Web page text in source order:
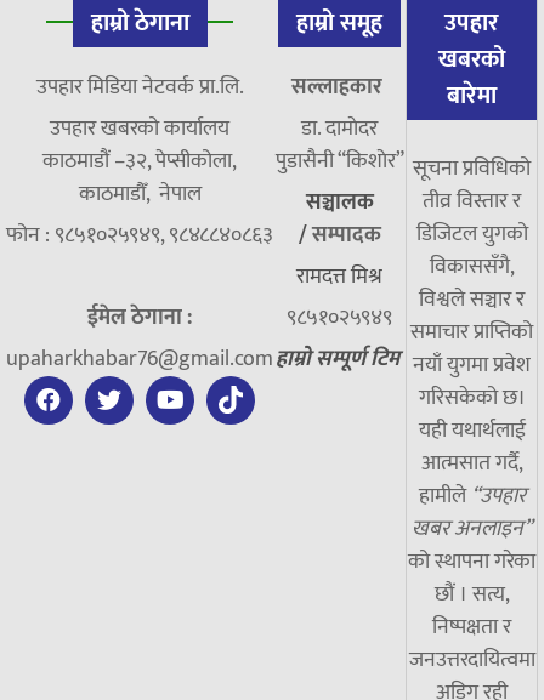
हाम्रो ठेगाना
उपहार मिडिया नेटवर्क प्रा.लि.
उपहार खबरको कार्यालय
काठमाडौं –३२, पेप्सीकोला,
काठमाडौँ, नेपाल
फोन : ९८५१०२५९४९, ९८४८८४०८६३
ईमेल ठेगाना :
upaharkhabar76@gmail.com
हाम्रो समूह
सल्लाहकार
डा. दामाेदर
पुडासैनी “किशाेर”
सञ्चालक
/सम्पादक
रामदत्त मिश्र
९८५१०२५९४९
हाम्रो सम्पूर्ण टिम
उपहार
खबरको
बारेमा
सूचना प्रविधिको
तीव्र विस्तार र
डिजिटल युगको
विकाससँगै,
विश्वले सञ्चार र
समाचार प्राप्तिको
नयाँ युगमा प्रवेश
गरिसकेको छ।
यही यथार्थलाई
आत्मसात गर्दै,
हामीले “उपहार
खबर अनलाइन”
को स्थापना गरेका
छौं । सत्य,
निष्पक्षता र
जनउत्तरदायित्वमा
अडिग रही